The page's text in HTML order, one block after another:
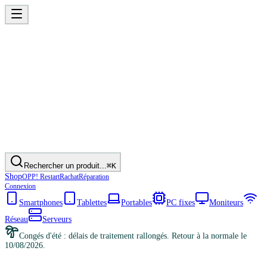
Rechercher un produit...⌘K
ShopOPP! RestartRachatRéparation
Connexion
Smartphones Tablettes Portables PC fixes
Moniteurs
Réseau
Serveurs
Congés d'été : délais de traitement rallongés. Retour à la normale le
10/08/2026.